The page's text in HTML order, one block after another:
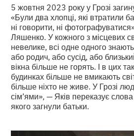
5 жовтня 2023 року у Грозі
«Були два хлопці, які втратили
ні говорити, ні
Ляшенко. У кожного з місцевих
невелике, всі одне одного
або родич, або сусід, або
вікна більше не горять. І в цих
будинках більше не вмикають
більше ніхто не живе. У Грозі
сім’ями», — Яків переказує
якого загнули батьки.